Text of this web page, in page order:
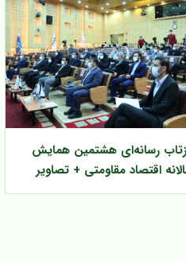
رسانه‌ای هشتمین همایش
اقتصاد مقاومتی + تصاویر